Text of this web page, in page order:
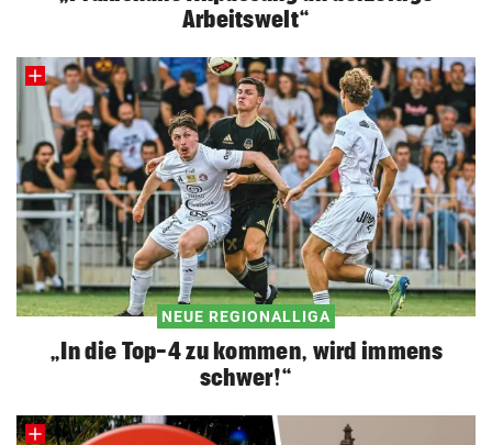
Arbeitswelt“
NEUE REGIONALLIGA
„In die Top-4 zu kommen, wird immens
schwer!“